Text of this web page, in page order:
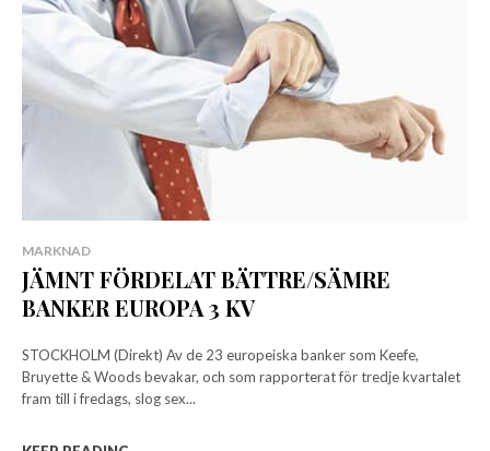
MARKNAD
JÄMNT FÖRDELAT BÄTTRE/SÄMRE
BANKER EUROPA 3 KV
STOCKHOLM (Direkt) Av de 23 europeiska banker som Keefe,
Bruyette & Woods bevakar, och som rapporterat för tredje kvartalet
fram till i fredags, slog sex...